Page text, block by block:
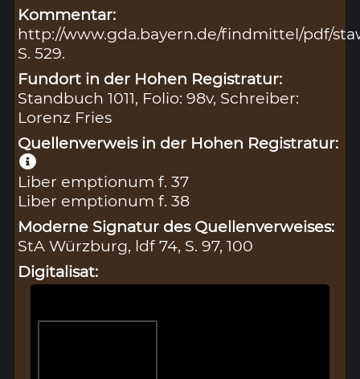
Kommentar:
http://www.gda.bayern.de/findmittel/pdf/
S. 529.
Fundort in der Hohen Registratur:
Standbuch 1011, Folio: 98v, Schreiber:
Lorenz Fries
Quellenverweis in der Hohen Registratur:
Liber emptionum f. 37
Liber emptionum f. 38
Moderne Signatur des Quellenverweises:
StA Würzburg, ldf 74, S. 97, 100
Digitalisat: